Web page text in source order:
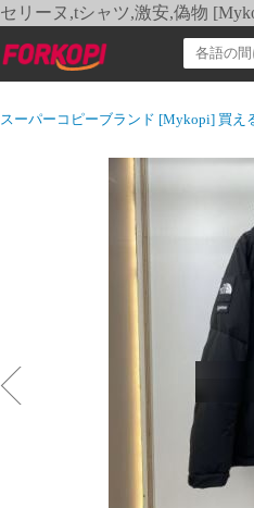
セリーヌ,tシャツ,激安,偽物
スーパーコピーブランド [Mykopi] 買え